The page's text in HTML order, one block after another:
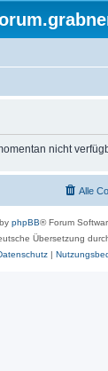
nicht
Alle
phpBB® Forum
Übersetzung
|